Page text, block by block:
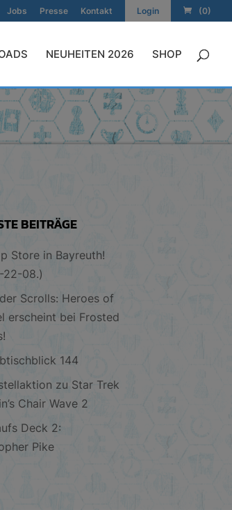
Jobs Presse Kontakt Login (0)
NEUHEITEN 2026 SHOP
BEITRÄGE
Store in Bayreuth!
22-08.)
Scrolls: Heroes of
erscheint bei Frosted
144
zu Star Trek
Chair Wave 2
Deck 2:
Pike